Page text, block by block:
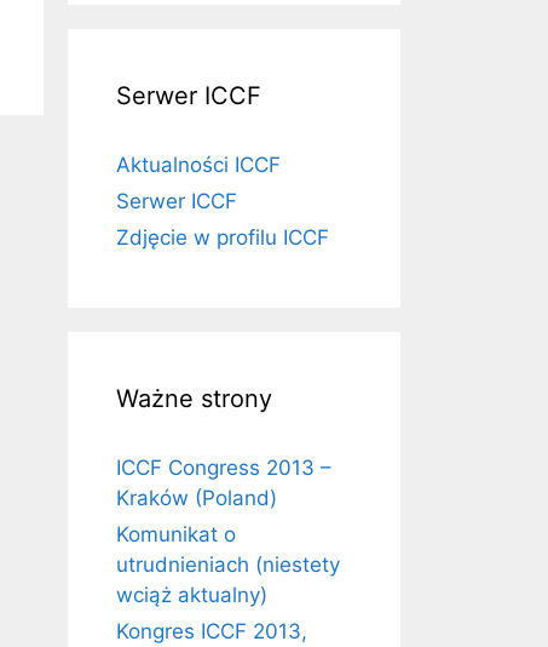
Serwer ICCF
Aktualności ICCF
Serwer ICCF
Zdjęcie w profilu ICCF
Ważne strony
ICCF Congress 2013 –
Kraków (Poland)
Komunikat o
utrudnieniach (niestety
wciąż aktualny)
Kongres ICCF 2013,